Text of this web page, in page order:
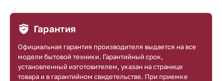
Гарантия
Официальная гарантия производителя выдается на все
модели бытовой техники. Гарантийный срок,
установленный изготовителем, указан на странице
товара и в гарантийном свидетельстве. При приемке